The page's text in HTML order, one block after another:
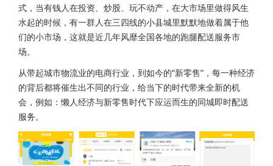
式，当有钱人在投资、炒股、玩不动产，在大市场里做得风生
水起的时候，有一群人在三四线的小县城里默默地做着属于他
们的小市场，这就是近几年风靡全国各地的跑腿配送服务市
场。
从带起城市物流业的电商行业，到如今的“新零售”，每一种经济
的背后都将催生出不同的行业，给当下的时代带来全新的机
会，例如：懒人经济与新零售时代下应运而生的同城即时配送
服务。